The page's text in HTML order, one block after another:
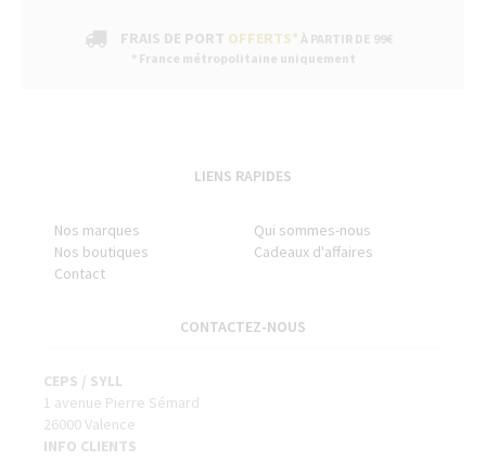
FRAIS DE PORT OFFERTS* À PARTIR DE 99€
* France métropolitaine uniquement
LIENS RAPIDES
Nos marques
Qui sommes-nous
Nos boutiques
Cadeaux d'affaires
Contact
CONTACTEZ-NOUS
CEPS / SYLL
1 avenue Pierre Sémard
26000 Valence
INFO CLIENTS